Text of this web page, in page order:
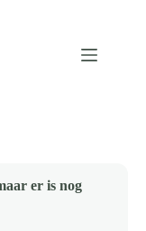
er is nog